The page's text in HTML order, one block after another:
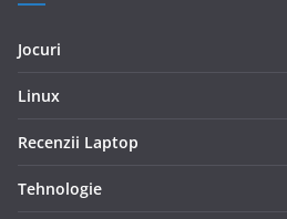
Jocuri
Linux
Recenzii Laptop
Tehnologie